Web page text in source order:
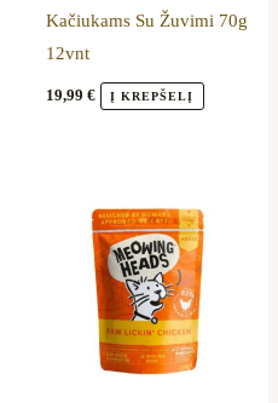
Kačiukams Su Žuvimi 70g
12vnt
19,99 € Į KREPŠELĮ